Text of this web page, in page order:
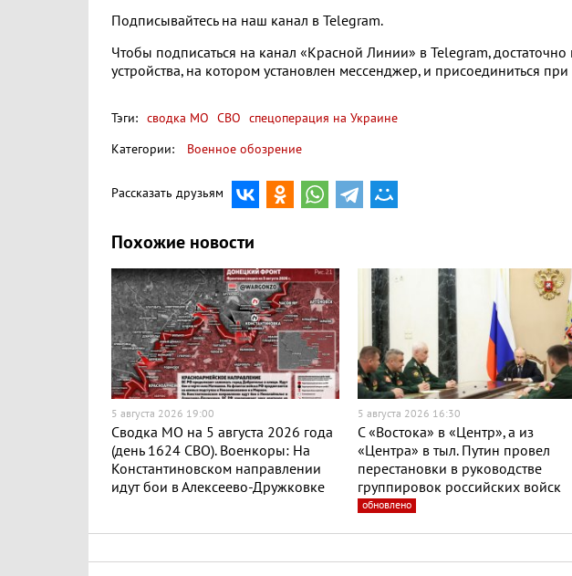
Подписывайтесь на наш канал в Telegram.
Чтобы подписаться на канал «Красной Линии» в Telegram,
устройства, на котором установлен мессенджер, и присоединиться
Тэги: сводка МО СВО спецоперация на Украине
Категории:
Военное обозрение
Рассказать друзьям
Похожие новости
5 августа 2026 19:00
Сводка МО на 5 августа 2026 года
(день 1624 СВО). Военкоры: На
Константиновском направлении
идут бои в Алексеево-Дружковке
5 августа 2026 16:30
С «Востока» в «Центр», а из
«Центра» в тыл. Путин провел
перестановки в руководстве
группировок российских войск
обновлено